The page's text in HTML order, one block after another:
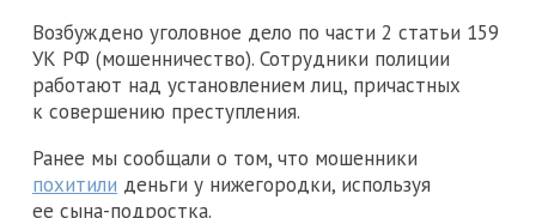
Возбуждено уголовное дело по части 2 статьи 159
УК РФ (мошенничество). Сотрудники полиции
работают над установлением лиц, причастных
к совершению преступления.
Ранее мы сообщали о том, что мошенники
похитили деньги у нижегородки, используя
ее сына-подростка.